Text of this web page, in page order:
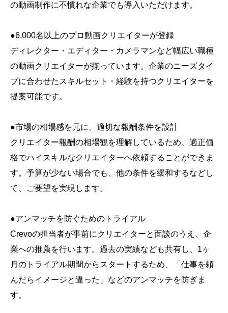
の動画制作に不慣れな企業でも導入いただけます。
●6,000名以上のプロ動画クリエイターが登録
ディレクター・エディター・カメラマンなど幅広い職種
の動画クリエイターが揃っています。企業のニーズタイ
プに合わせたスキルセット・経験を持つクリエイターを
提案可能です。
●市場の相場感を元に、適切な報酬条件を設計
クリエイター報酬の相場観を理解しているため、適正価
格でハイスキルなクリエイターへ依頼することができま
す。予算が少ない場合でも、他の条件を緩和するなどし
て、ご要望を実現します。
●アンマッチを防ぐためのトライアル
Crevoの担当者が事前にクリエイターと面談のうえ、企
業への推薦を行います。過去の実績なども共有し、1ヶ
月のトライアル期間からスタートするため、「仕事を頼
んだらイメージと違った」などのアンマッチを防ぎま
す。